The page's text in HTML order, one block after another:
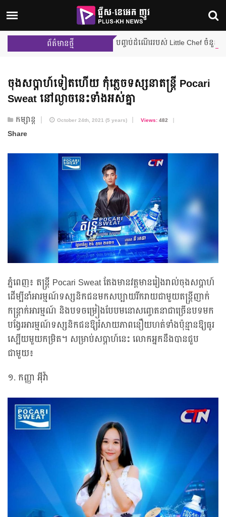
ព័ត៌មានថ្មី
ការប្រកួតជម្រុះលើកដំបូង បញ្ចប់ដំណើររបស់ Little Chef ចំនួន ២ រូប ពីផ្ទះបា
ចុងសប្តាហ៍​ទៀតហើយ កុំភ្លេច​ទស្សនាតន្ត្រី Pocari
Sweat នៅ​ល្ងាចនេះ​ទាំងអស់គ្នា
កម្សាន្ត October 24th, 2021 (5 years) Views:482
Share
ភ្នំពេញ៖ តន្ត្រី Pocari Sweat តែងមានវត្តមានរៀងរាល់ចុងសប្តាហ៍
ដើម្បីនាំអារម្មណ៍ទស្សនិកជនមកសប្បាយរីករាយជាមួយតន្ត្រីញាក់
កន្ត្រាក់អារម្មណ៍ និងបទចម្រៀងបែបមនោសញ្ចេតនាជាច្រើនបទមក
បង្វែរអារម្មណ៍ទស្សនិកជនឱ្យរំសាយភាពនឿយហត់ទាំងប៉ុន្មានឱ្យធូរ
ស្បើយមួយកម្រិត។ សម្រាប់សប្តាហ៍នេះ លោកអ្នកនឹងបានជួប
ជាមួយ៖
១. កញ្ញា អ៊ីវ៉ា